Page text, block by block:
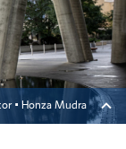
▪ Honza Mudra